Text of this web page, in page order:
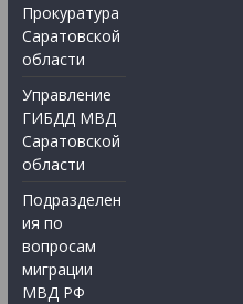
Прокуратура
Саратовской
области
Управление
ГИБДД МВД
Саратовской
области
Подразделен
ия по
вопросам
миграции
МВД РФ